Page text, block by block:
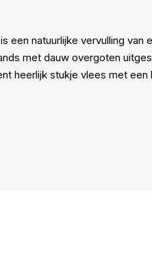
een natuurlijke vervulling van
met dauw overgoten
heerlijk stukje vlees met